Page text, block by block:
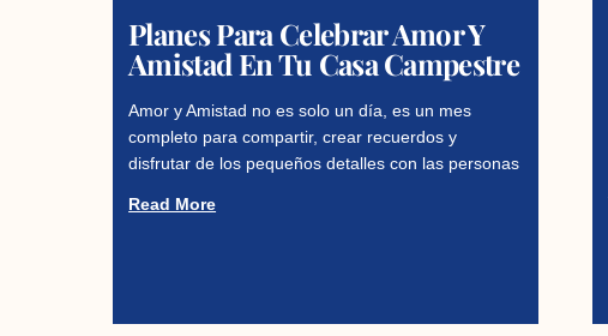
Planes Para Celebrar Amor Y
Amistad En Tu Casa Campestre
Amor y Amistad no es solo un día, es un mes
completo para compartir, crear recuerdos y
disfrutar de los pequeños detalles con las personas
Read More